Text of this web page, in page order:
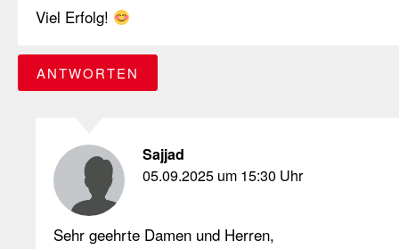
Viel Erfolg!
ANTWORTEN
Sajjad
05.09.2025 um 15:30 Uhr
Sehr geehrte Damen und Herren,